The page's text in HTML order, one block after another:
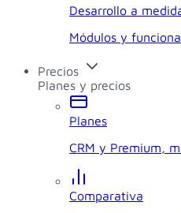
Desarrollo a
Módulos y
Precios
Planes y precios
Planes
CRM y Premium,
Comparativa